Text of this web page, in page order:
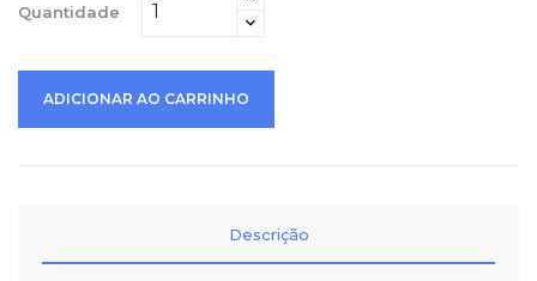
Quantidade
ADICIONAR AO CARRINHO
Descrição